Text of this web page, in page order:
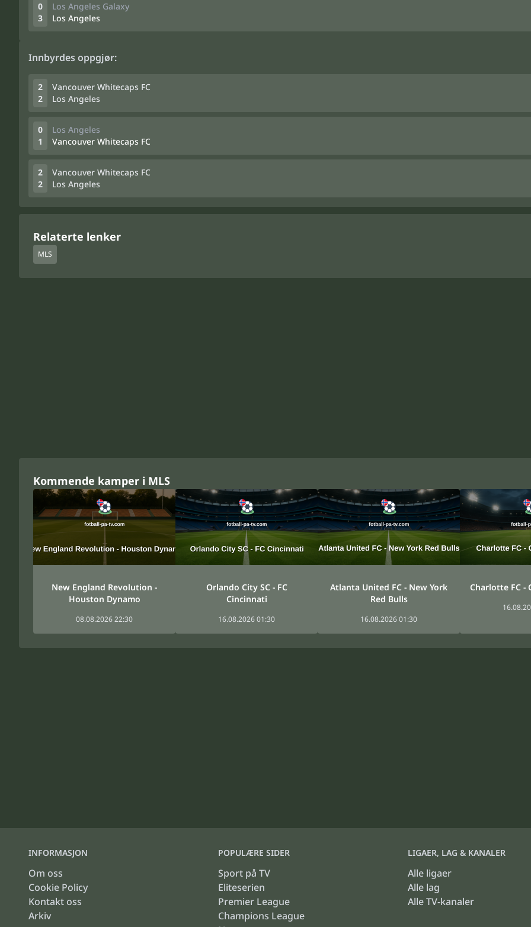
0
3
Los Angeles Galaxy
Los Angeles
Innbyrdes oppgjør:
2
2
Vancouver Whitecaps FC
Los Angeles
0
1
Los Angeles
Vancouver Whitecaps FC
2
2
Vancouver Whitecaps FC
Los Angeles
Relaterte lenker
MLS
Kommende kamper i MLS
New England Revolution -
Houston Dynamo
08.08.2026 22:30
Orlando City SC - FC
Cincinnati
16.08.2026 01:30
Atlanta United FC - New York
Red Bulls
16.08.2026 01:30
Charlotte FC -
INFORMASJON
Om oss
Cookie Policy
Kontakt oss
Arkiv
POPULÆRE SIDER
Sport på TV
Eliteserien
Premier League
Champions League
LIGAER, LAG & KANALER
Alle ligaer
Alle lag
Alle TV-kanaler